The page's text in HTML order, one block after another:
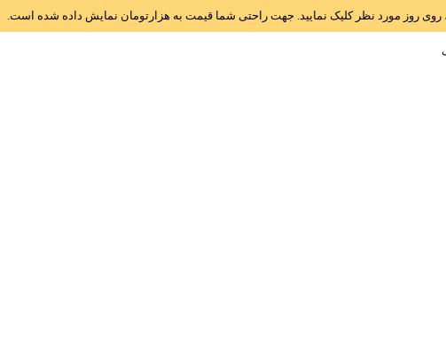
روی روز مورد نظر کلیک نمایید. جهت راحتی شما قیمت به هزارتومان نمایش داده شده است.